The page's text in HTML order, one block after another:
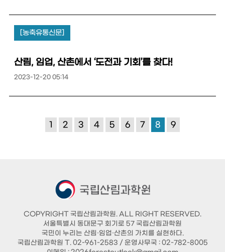
[농축유통신문]
산림, 임업, 산촌에서 ‘도전과 기회’를 찾다!
2023-12-20 05:14
1 2 3 4 5 6 7 8 9
COPYRIGHT 국립산림과학원. ALL RIGHT RESERVED.
서울특별시 동대문구 회기로 57 국립산림과학원
국민이 누리는 산림·임업·산촌의 가치를 실현하다.
국립산림과학원 T. 02-961-2583 / 운영사무국 : 02-782-8005